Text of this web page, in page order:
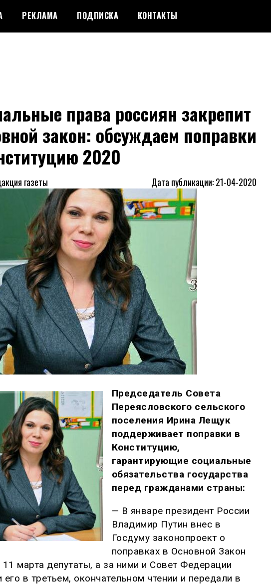
РЕКЛАМА ПОДПИСКА КОНТАКТЫ
права россиян закрепит
закон: обсуждаем поправки
2020
газеты Дата публикации: 21-04-2020
Председатель Совета
Переясловского сельского
поселения Ирина Лещук
поддерживает поправки в
Конституцию,
гарантирующие социальные
обязательства государства
перед гражданами страны:
— В январе президент России
Владимир Путин внес в
Госдуму законопроект о
поправках в Основной Закон
11 марта депутаты, а за ними и Совет Федерации
его в третьем, окончательном чтении и передали в